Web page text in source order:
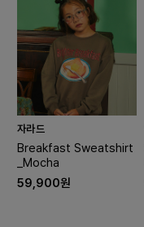
자라드
Breakfast Sweatshirt
_Mocha
59,900원